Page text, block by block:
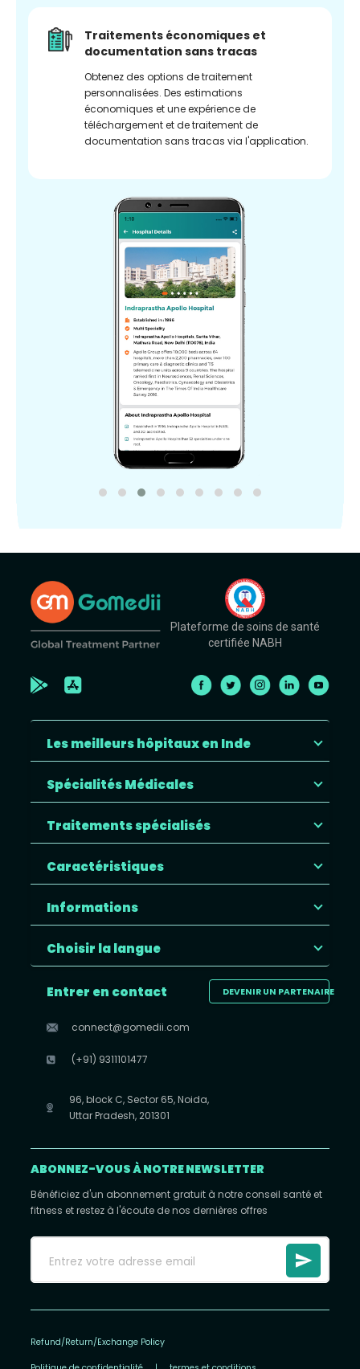
Traitements économiques et
documentation sans tracas
Obtenez des options de traitement
personnalisées. Des estimations
économiques et une expérience de
téléchargement et de traitement de
documentation sans tracas via l'application.
Plateforme de soins de santé
certifiée NABH
Les meilleurs hôpitaux en Inde
Spécialités Médicales
Traitements spécialisés
Caractéristiques
Informations
Choisir la langue
DEVENIR UN PARTENAIRE
Entrer en contact
connect@gomedii.com
(+91) 9311101477
96, block C, Sector 65, Noida,
Uttar Pradesh, 201301
ABONNEZ-VOUS À NOTRE NEWSLETTER
Bénéficiez d'un abonnement gratuit à notre conseil santé et
fitness et restez à l'écoute de nos dernières offres
Refund/Return/Exchange Policy